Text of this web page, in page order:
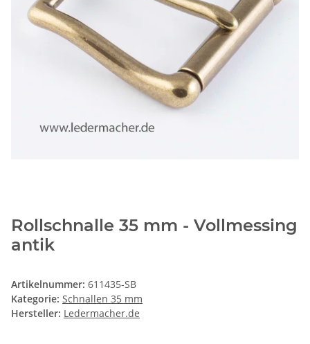
Rollschnalle 35 mm - Vollmessing
antik
Artikelnummer: 611435-SB
Kategorie: Schnallen 35 mm
Hersteller: Ledermacher.de